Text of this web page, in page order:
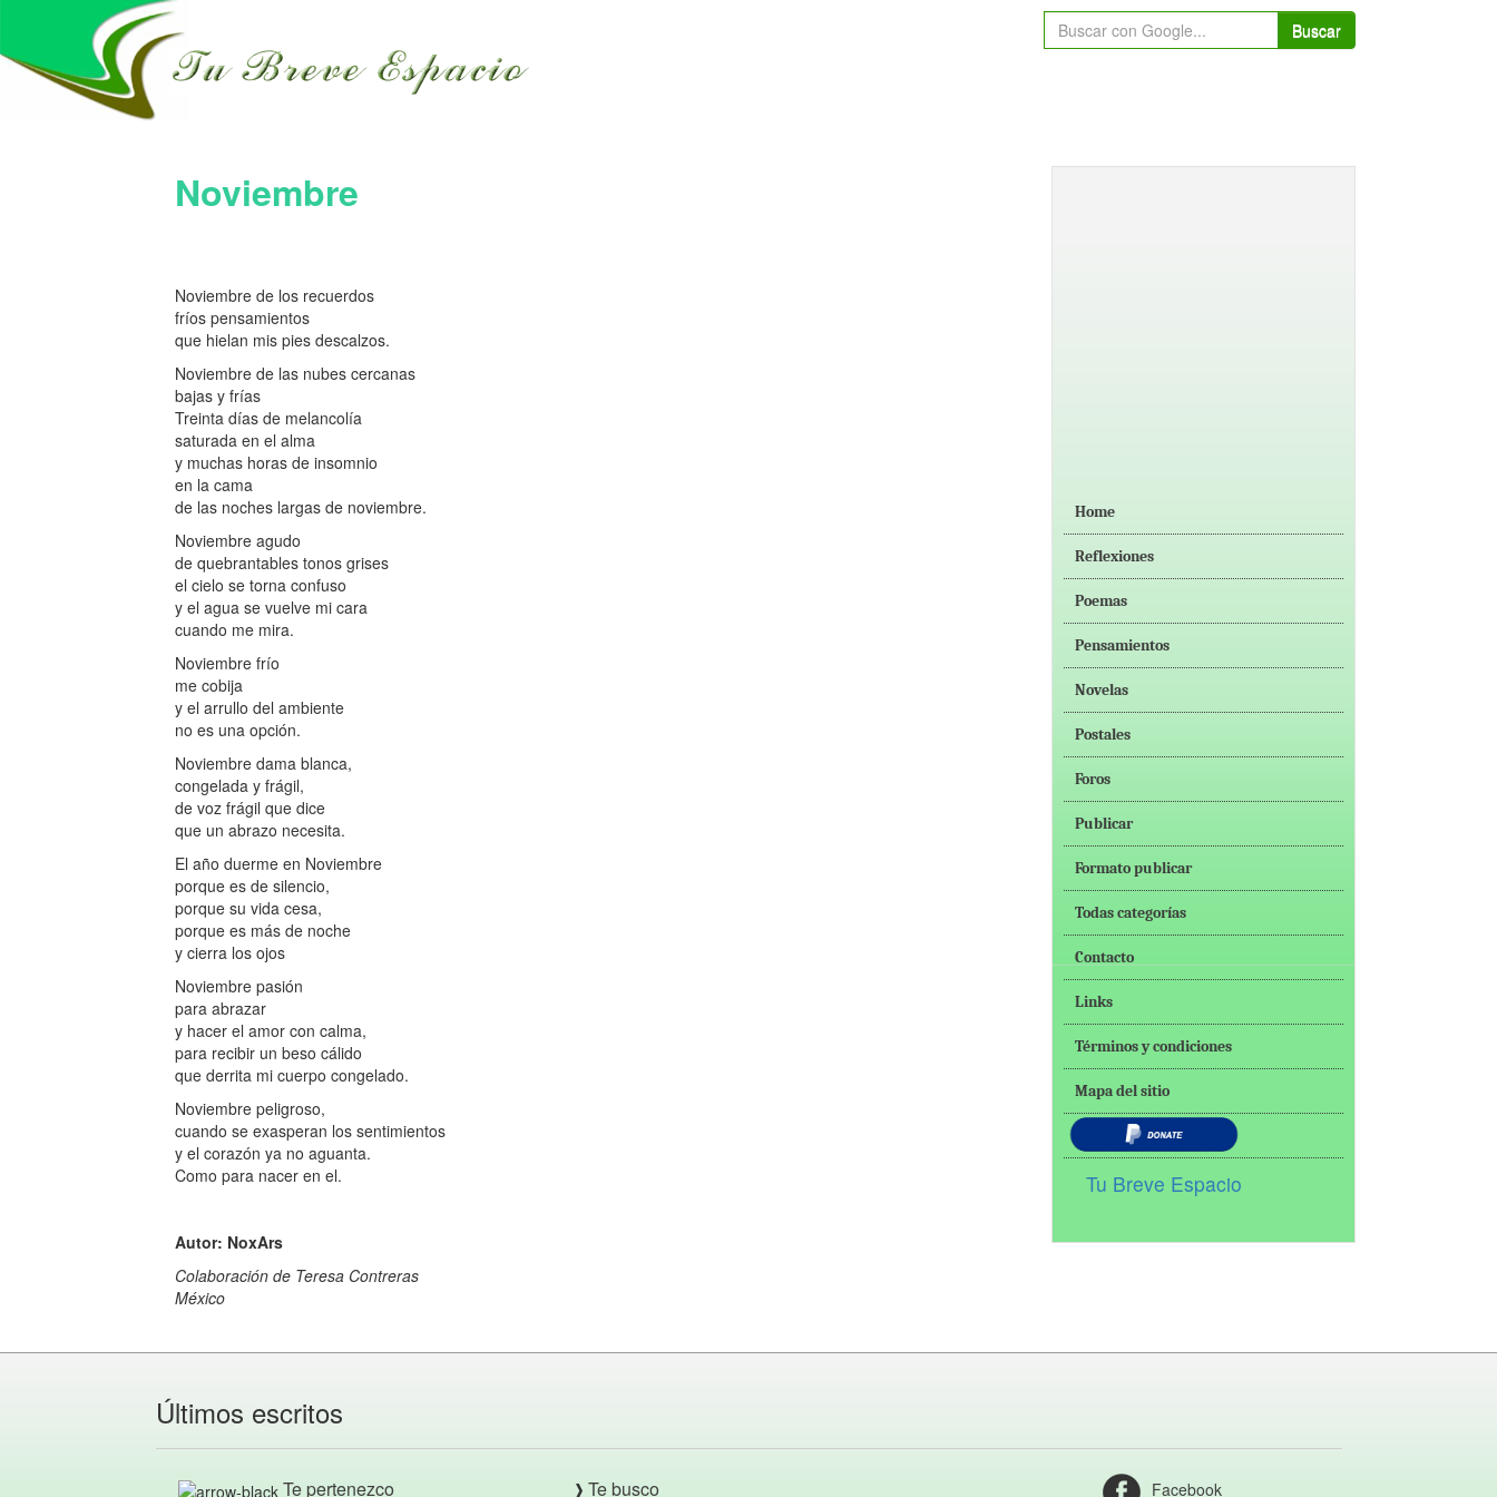
Buscar
Noviembre
Noviembre de los recuerdos
fríos pensamientos
que hielan mis pies descalzos.
Noviembre de las nubes cercanas
bajas y frías
Treinta días de melancolía
saturada en el alma
y muchas horas de insomnio
en la cama
de las noches largas de noviembre.
Noviembre agudo
de quebrantables tonos grises
el cielo se torna confuso
y el agua se vuelve mi cara
cuando me mira.
Noviembre frío
me cobija
y el arrullo del ambiente
no es una opción.
Noviembre dama blanca,
congelada y frágil,
de voz frágil que dice
que un abrazo necesita.
El año duerme en Noviembre
porque es de silencio,
porque su vida cesa,
porque es más de noche
y cierra los ojos
Noviembre pasión
para abrazar
y hacer el amor con calma,
para recibir un beso cálido
que derrita mi cuerpo congelado.
Noviembre peligroso,
cuando se exasperan los sentimientos
y el corazón ya no aguanta.
Como para nacer en el.
Autor: NoxArs
Colaboración de Teresa Contreras
México
Home
Reflexiones
Poemas
Pensamientos
Novelas
Postales
Foros
Publicar
Formato publicar
Todas categorías
Contacto
Links
Términos y condiciones
Mapa del sitio
Tu Breve Espacio
Últimos escritos
Te pertenezco Te busco Facebook